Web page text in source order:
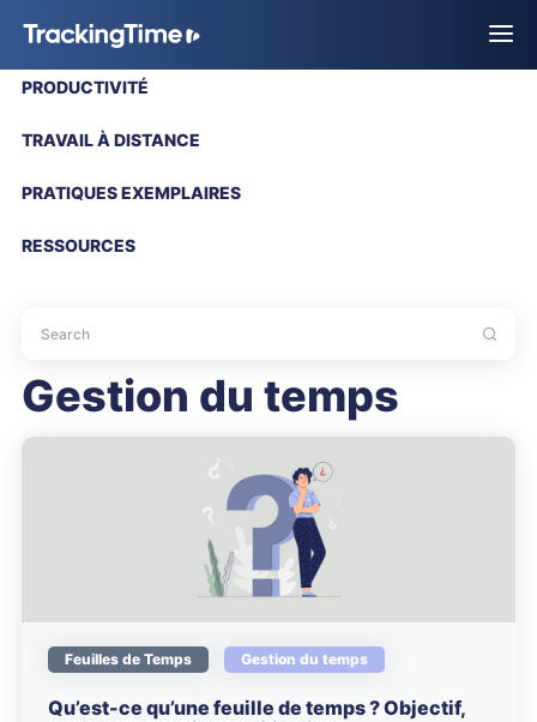
PRODUCTIVITÉ
TRAVAIL À DISTANCE
PRATIQUES EXEMPLAIRES
RESSOURCES
Gestion du temps
Feuilles de Temps Gestion du temps
Qu’est-ce qu’une feuille de temps ? Objectif,